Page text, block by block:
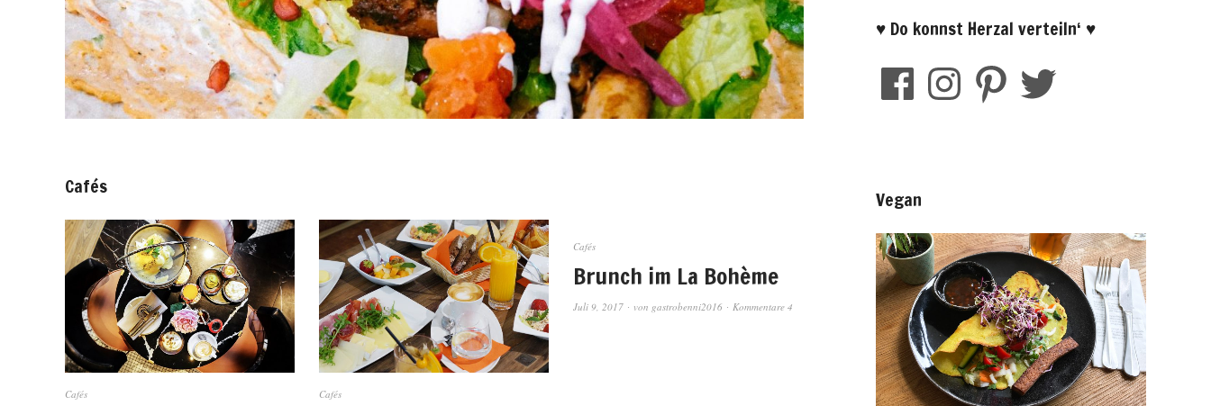
Cafés
Cafés Cafés
Cafés
Brunch im La Bohème
Juli 9, 2017 von gastrobenni2016 Kommentare 4
♥ Do konnst Herzal verteiln‘ ♥
Vegan